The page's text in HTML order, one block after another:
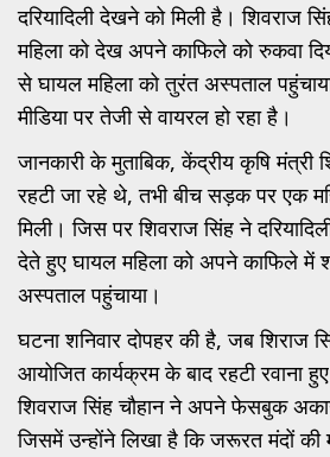
दरियादिली देखने को मिली है। शिवराज
महिला को देख अपने काफिले को रुकवा
से घायल महिला को तुरंत अस्पताल
मीडिया पर तेजी से वायरल हो रहा है।
जानकारी के मुताबिक, केंद्रीय कृषि मंत्री
रहटी जा रहे थे, तभी बीच सड़क पर एक
मिली। जिस पर शिवराज सिंह ने
देते हुए घायल महिला को अपने काफिले में
अस्पताल पहुंचाया।
घटना शनिवार दोपहर की है, जब शिराज
आयोजित कार्यक्रम के बाद रहटी रवाना
शिवराज सिंह चौहान ने अपने फेसबुक
जिसमें उन्होंने लिखा है कि जरूरत मंदों की